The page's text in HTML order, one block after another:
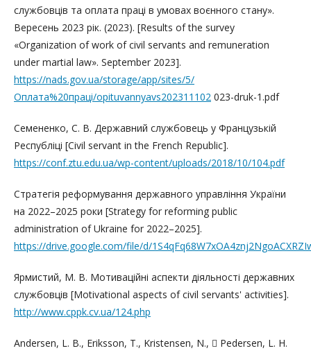
службовців та оплата праці в умовах воєнного стану».
Вересень 2023 рік. (2023). [Results of the survey
«Organization of work of civil servants and remuneration
under martial law». September 2023].
https://nads.gov.ua/storage/app/sites/5/
Оплата%20праці/opituvannyavs202311102 023-druk-1.pdf
Cемененко, С. В. Державний службовець у Французькій
Республіці [Civil servant in the French Republic].
https://conf.ztu.edu.ua/wp-content/uploads/2018/10/104.pdf
Стратегія реформування державного управління України
на 2022–2025 роки [Strategy for reforming public
administration of Ukraine for 2022–2025].
https://drive.google.com/file/d/
Ярмистий, М. В. Мотиваційні аспекти діяльності державних
службовців [Motivational aspects of civil servants' activities].
http://www.cppk.cv.ua/124.php
Andersen, L. B., Eriksson, T., Kristensen, N.,  Pedersen, L. H.